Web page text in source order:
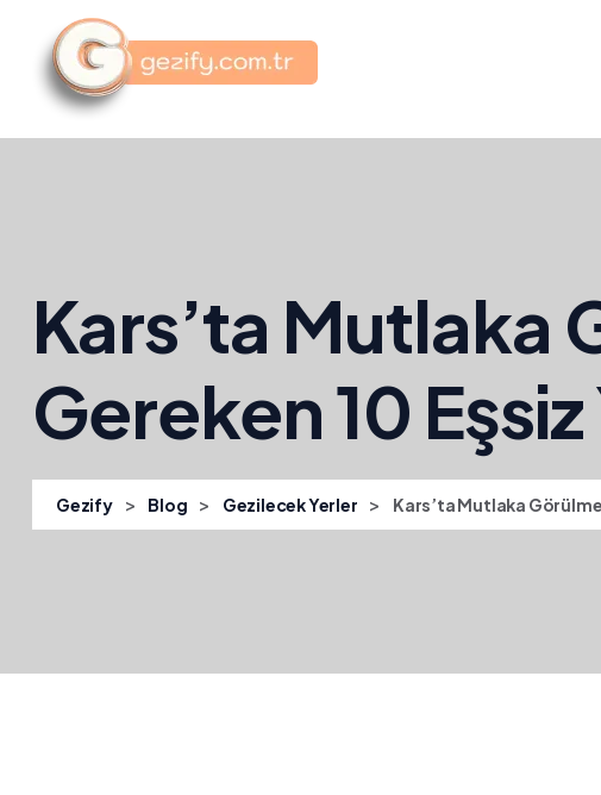
Kars’ta Mutlaka
Gereken 10 Eşsiz
Gezify > Blog > Gezilecek Yerler > Kars’ta Mutlaka